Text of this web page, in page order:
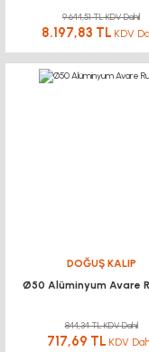
9.644,51 TL KDV Dahil
8.197,83 TL KDV
DOĞUŞ KALIP
Ø50 Alüminyum Avare
844,34 TL KDV Dahil
717,69 TL KDV